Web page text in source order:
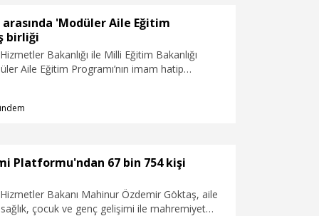
net cevaplar vermeye özen göstermeliler.
“Benim başıma da gelir mi, bizim
gibi endişe ifade eden sorular sorabilirler.
veren mesajlar vermek yeterli olacaktır”
'Modüler Aile Eğitim
birliği
Bakanlığı ile Milli Eğitim Bakanlığı
Aile Eğitim Programı’nın imam hatip
Platformu'ndan 67 bin 754 kişi
Bakanı Mahinur Özdemir Göktaş, aile
çocuk ve genç gelişimi ile mahremiyet